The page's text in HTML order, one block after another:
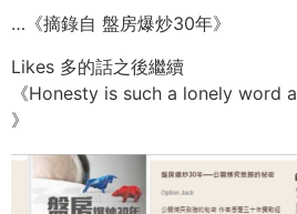
…《摘錄自 盤房爆炒30年》
Likes 多的話之後繼續
《Honesty is such a lonely word
》